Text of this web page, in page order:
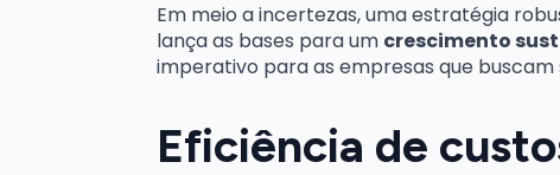
Em meio a incertezas, uma estratégia
lança as bases para um crescimento
imperativo para as empresas que
Eficiência de